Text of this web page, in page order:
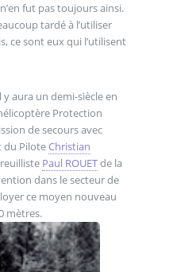
fut pas toujours ainsi.
tardé à l’utiliser
ce sont eux qui l’utilisent
aura un demi-siècle en
Protection
de secours avec
du PiloteChristian
Paul ROUETde la
dans le secteur de
ce moyen nouveau
mètres.